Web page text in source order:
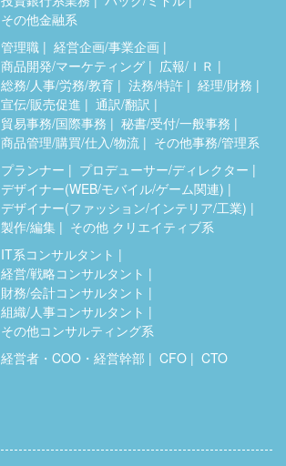
その他金融系
管理職
経営企画/事業企画
商品開発/マーケティング
広報/ＩＲ
総務/人事/労務/教育
法務/特許
経理/財務
宣伝/販売促進
通訳/翻訳
貿易事務/国際事務
秘書/受付/一般事務
商品管理/購買/仕入/物流
その他事務/管理系
プランナー
プロデューサー/ディレクター
デザイナー(WEB/モバイル/ゲーム関連)
デザイナー(ファッション/インテリア/工業)
製作/編集
その他 クリエイティブ系
IT系コンサルタント
経営/戦略コンサルタント
財務/会計コンサルタント
組織/人事コンサルタント
その他コンサルティング系
経営者・COO・経営幹部 CFO
CTO